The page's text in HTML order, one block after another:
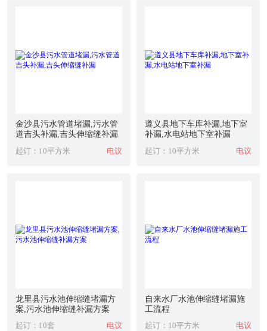
金沙县污水管道堵漏,污水管
道吉头补漏,吉头伸缩缝补漏
起订：10平方米 电议
遵义县地下车库补漏,地下室
补漏,水电站地下室补漏
起订：10平方米 电议
龙里县污水池伸缩缝堵漏方
案,污水池伸缩缝补漏方案
起订：10套 电议
自来水厂水池伸缩缝堵漏施
工流程
起订：10平方米 电议